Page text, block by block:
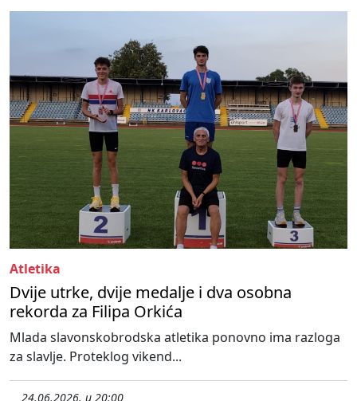
Atletika
Dvije utrke, dvije medalje i dva osobna
rekorda za Filipa Orkića
Mlada slavonskobrodska atletika ponovno ima razloga
za slavlje. Proteklog vikend...
24.06.2026. u 20:00